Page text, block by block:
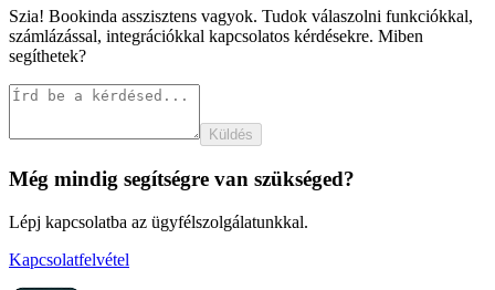
Szia! Bookinda asszisztens vagyok. Tudok válaszolni funkciókkal,
számlázással, integrációkkal kapcsolatos kérdésekre. Miben
segíthetek?
Küldés
Még mindig segítségre van szükséged?
Lépj kapcsolatba az ügyfélszolgálatunkkal.
Kapcsolatfelvétel